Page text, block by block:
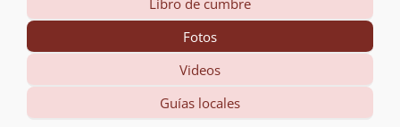
Fotos
Videos
Guías locales